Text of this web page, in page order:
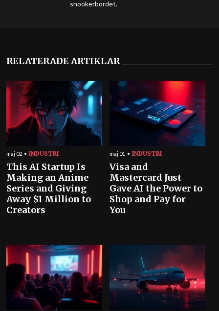
snookerbordet.
RELATERADE ARTIKLAR
maj 02 INDUSTRI
This AI Startup Is
Making an Anime
Series and Giving
Away $1 Million to
Creators
maj 01 INDUSTRI
Visa and
Mastercard Just
Gave AI the Power to
Shop and Pay for
You